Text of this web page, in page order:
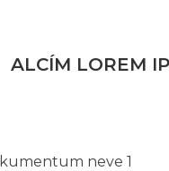
ALCÍM LOREM
neve 1